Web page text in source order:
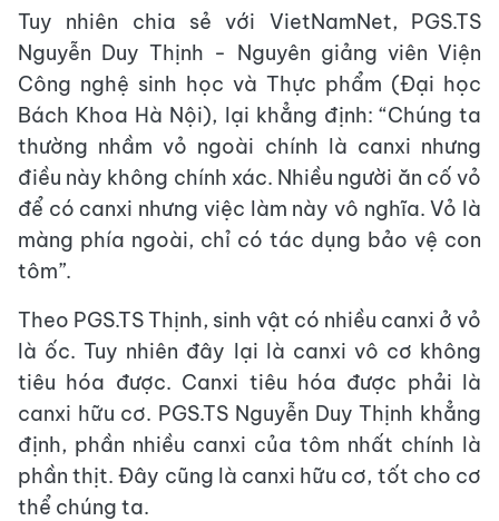
Tuy nhiên chia sẻ với VietNamNet, PGS.TS
Nguyễn Duy Thịnh - Nguyên giảng viên Viện
Công nghệ sinh học và Thực phẩm (Đại học
Bách Khoa Hà Nội), lại khẳng định: “Chúng ta
thường nhầm vỏ ngoài chính là canxi nhưng
điều này không chính xác. Nhiều người ăn cố vỏ
để có canxi nhưng việc làm này vô nghĩa. Vỏ là
màng phía ngoài, chỉ có tác dụng bảo vệ con
tôm”.
Theo PGS.TS Thịnh, sinh vật có nhiều canxi ở vỏ
là ốc. Tuy nhiên đây lại là canxi vô cơ không
tiêu hóa được. Canxi tiêu hóa được phải là
canxi hữu cơ. PGS.TS Nguyễn Duy Thịnh khẳng
định, phần nhiều canxi của tôm nhất chính là
phần thịt. Đây cũng là canxi hữu cơ, tốt cho cơ
thể chúng ta.